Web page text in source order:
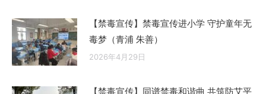
【禁毒宣传】禁毒宣传进小学 守护童年无
毒梦（青浦 朱善）
2026年4月29日
【禁毒宣传】同谱禁毒和谐曲 共筑防艾平